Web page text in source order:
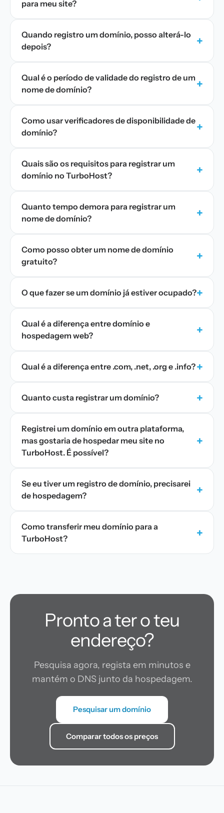
para meu site?
Quando registro um domínio, posso alterá-lo
depois?
+
Qual é o período de validade do registro de um
nome de domínio?
+
Como usar verificadores de disponibilidade de
domínio?
+
Quais são os requisitos para registrar um
domínio no TurboHost?
+
Quanto tempo demora para registrar um
nome de domínio?
+
Como posso obter um nome de domínio
gratuito?
+
O que fazer se um domínio já estiver ocupado?+
Qual é a diferença entre domínio e
hospedagem web?
+
Qual é a diferença entre .com, .net, .org e .info?+
Quanto custa registrar um domínio? +
Registrei um domínio em outra plataforma,
mas gostaria de hospedar meu site no
TurboHost. É possível?
+
Se eu tiver um registro de domínio, precisarei
de hospedagem?
+
Como transferir meu domínio para a
TurboHost?
+
Pronto a ter o teu
endereço?
Pesquisa agora, regista em minutos e
mantém o DNS junto da hospedagem.
Pesquisar um domínio
Comparar todos os preços